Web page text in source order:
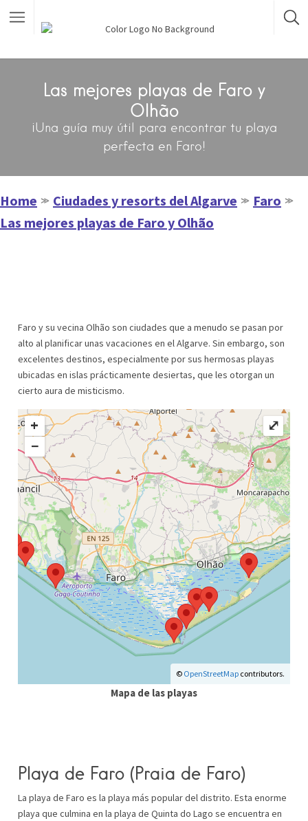
Las mejores playas de Faro y
Olhão
¡Una guía muy útil para encontrar tu playa
perfecta en Faro!
Home ≫ Ciudades y resorts del Algarve ≫ Faro ≫
Las mejores playas de Faro y Olhão
Faro y su vecina Olhão son ciudades que a menudo se pasan por
alto al planificar unas vacaciones en el Algarve. Sin embargo, son
excelentes destinos, especialmente por sus hermosas playas
ubicadas en islas prácticamente desiertas, que les otorgan un
cierto aura de misticismo.
+
−
© OpenStreetMap contributors.
⤢
Mapa de las playas
Playa de Faro (Praia de Faro)
La playa de Faro es la playa más popular del distrito. Esta enorme
playa que culmina en la playa de Quinta do Lago se encuentra en